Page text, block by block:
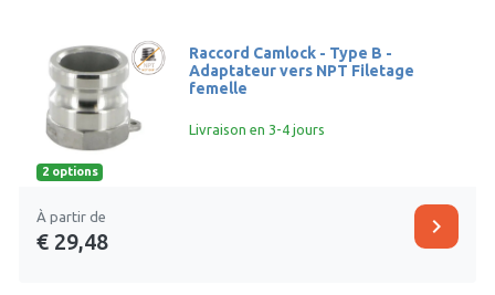
2 options
Raccord Camlock - Type B -
Adaptateur vers NPT Filetage
femelle
Livraison en 3-4 jours
À partir de
€ 29,48
chevron_right